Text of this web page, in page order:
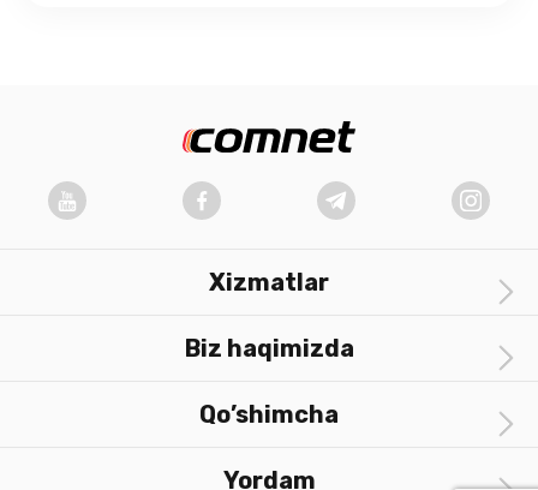
Xizmatlar
Biz haqimizda
Qo’shimcha
Yordam